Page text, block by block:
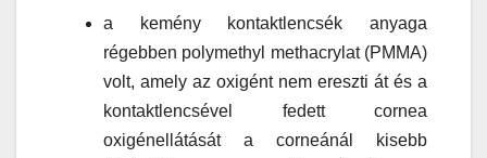
a kemény kontaktlencsék anyaga
régebben polymethyl methacrylat (PMMA)
volt, amely az oxigént nem ereszti át és a
kontaktlencsével fedett cornea
oxigénellátását a corneánál kisebb